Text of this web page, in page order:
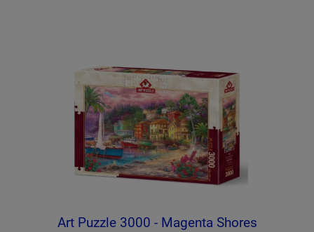
Art Puzzle 3000 - Magenta Shores